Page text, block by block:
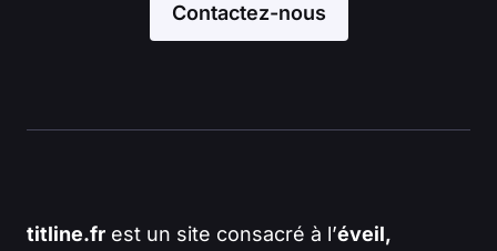
Contactez-nous
titline.fr est un site consacré à l’éveil,